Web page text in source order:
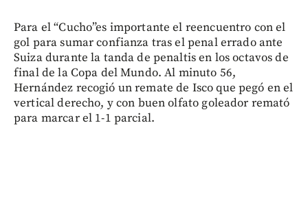
Para el “Cucho”es importante el reencuentro con el
gol para sumar confianza tras el penal errado ante
Suiza durante la tanda de penaltis en los octavos de
final de la Copa del Mundo. Al minuto 56,
Hernández recogió un remate de Isco que pegó en el
vertical derecho, y con buen olfato goleador remató
para marcar el 1-1 parcial.